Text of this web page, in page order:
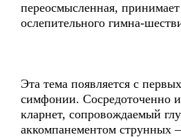
переосмысленная,
ослепительного гимна-
Эта тема появляется с
симфонии. Сосредоточенно
кларнет, сопровождаемый
аккомпанементом струнных